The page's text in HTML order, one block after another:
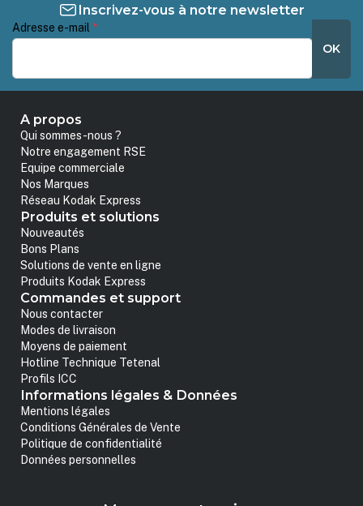
Inscrivez-vous à notre newsletter
Adresse e-mail *
OK
A propos
Qui sommes-nous ?
Notre engagement RSE
Equipe commerciale
Nos Marques
Réseau Kodak Express
Produits et solutions
Nouveautés
Bons Plans
Solutions de vente en ligne
Produits Kodak Express
Commandes et support
Nous contacter
Modes de livraison
Moyens de paiement
Hotline Technique Tetenal
Profils ICC
Informations légales & Données
Mentions légales
Conditions Générales de Vente
Politique de confidentialité
Données personnelles